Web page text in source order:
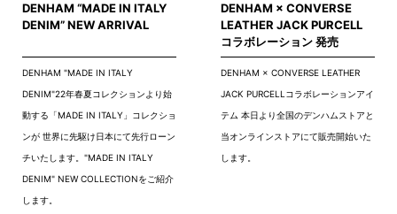
DENHAM “MADE IN ITALY
DENIM” NEW ARRIVAL
DENHAM "MADE IN ITALY
DENIM"22年春夏コレクションより始
動する「MADE IN ITALY」コレクショ
ンが 世界に先駆け日本にて先行ローン
チいたします。"MADE IN ITALY
DENIM" NEW COLLECTIONをご紹介
します。
DENHAM × CONVERSE
LEATHER JACK PURCELL
コラボレーション 発売
DENHAM × CONVERSE LEATHER
JACK PURCELLコラボレーションアイ
テム 本日より全国のデンハムストアと
当オンラインストアにて販売開始いた
します。